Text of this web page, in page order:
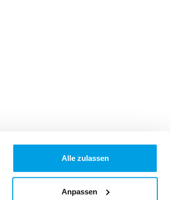
Alle zulassen
Anpassen